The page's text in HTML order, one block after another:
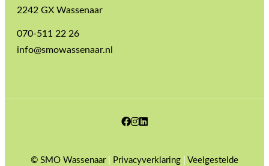
2242 GX Wassenaar
070-511 22 26
info@smowassenaar.nl
Facebook
Instagram
© SMO Wassenaar| Privacyverklaring
Veelgestelde